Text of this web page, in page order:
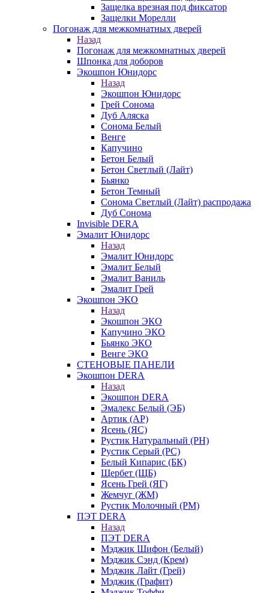
Защелка врезная под фиксатор
Защелки Морелли
Погонаж для межкомнатных дверей
Назад
Погонаж для межкомнатных дверей
Шпонка для доборов
Экошпон Юнидорс
Назад
Экошпон Юнидорс
Грей Сонома
Дуб Аляска
Сонома Белый
Венге
Капучино
Бетон Белый
Бетон Светлый (Лайт)
Бьянко
Бетон Темный
Сонома Светлый (Лайт) распродажа
Дуб Сонома
Invisible DERA
Эмалит Юнидорс
Назад
Эмалит Юнидорс
Эмалит Белый
Эмалит Ваниль
Эмалит Грей
Экошпон ЭКО
Назад
Экошпон ЭКО
Капучино ЭКО
Бьянко ЭКО
Венге ЭКО
СТЕНОВЫЕ ПАНЕЛИ
Экошпон DERA
Назад
Экошпон DERA
Эмалекс Белый (ЭБ)
Артик (АР)
Ясень (ЯС)
Рустик Натуральный (РН)
Рустик Серый (РС)
Белый Кипарис (БК)
Щербет (ЩБ)
Ясень Грей (ЯГ)
Жемчуг (ЖМ)
Рустик Молочный (РМ)
ПЭТ DERA
Назад
ПЭТ DERA
Мэджик Шифон (Белый)
Мэджик Сэнд (Крем)
Мэджик Лайт (Грей)
Мэджик (Графит)